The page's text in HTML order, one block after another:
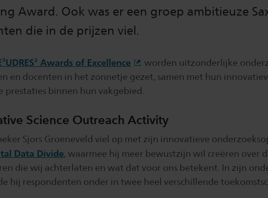
Award. Ook was er een groep ambitieuze
die in de prijzen viel.
Awards of Excellence
worden uitzonderlijke
en docenten in het zonnetje gezet, samen met hun
prestaties binnen hun vakgebied.
Science Outreach Activity
Sjors Groeneveld viel op met zijn innovatieve
Data Divide, waarmee hij meer bewustzijn wil creëren over
die wij achterlaten en wat dat voor ons betekent. In zijn
hij respondenten onder in twee heel verschillende